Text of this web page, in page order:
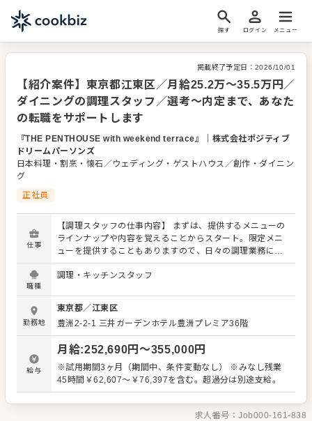
探す ログイン メニュー
掲載終了予定日： 2026/10/01
【紹介案件】東京都江東区／月給25.2万～35.5万円／
ダイニングの調理スタッフ／選考～内定まで、あなた
の転職をサポートします
『THE PENTHOUSE with weekend terrace』
株式会社ポジティブ
ドリームパーソンズ
日本料理・割烹・懐石／ウェディング・ゲストハウス／創作・ダイニン
グ
正社員
仕事
【調理スタッフの仕事内容】 まずは、提供するメニューの
ラインナップや内容を覚えることからスタート。限定メニ
ューを提供することもありますので、日々の調理業務に加
え、さまざまなスキルを活かしたり、習得できたりもしま
す。 メニューの提案も可能です。ぜひアイデアを発信して
善なども大歓迎です。 【具体的には…】 ・仕込みから盛り
付けまでの調理全般 ・仕入れや在庫管理などキッチンの管
理業務 ・まかないづくり ・後輩スタッフやアルバイトスタ
ッフの教育 ・洗浄や清掃など衛生管理 ・料理長の補助 ・
新メニュー提案 など 入社後はスキルに合わせた業務からお
任せしますので、徐々に仕事の幅を広げていきましょう。
成長をしっかりサポートしますので、経験に関わらず安心
などもめざせます。
職種
調理・キッチンスタッフ
勤務地
東京都／江東区
豊洲2-2-1 三井ガーデンホテル豊洲プレミア36階
給与
月給:252,690円〜355,000円
※試用期間3ヶ月（期間中、条件変動なし） ※みなし残業
45時間￥62,607～￥76,397を含む。超過分は別途支給。
求人番号：Job000-161-838